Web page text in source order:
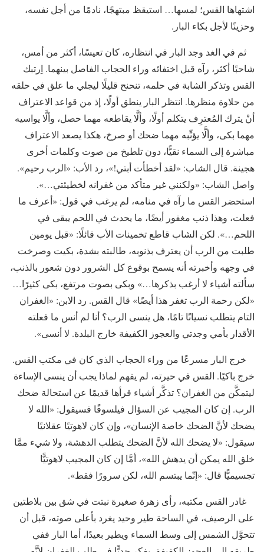
اشتهاها القس؛ لمسها… استيقظ مبتهجًا، نادمًا من أجل نفسه،
وحزينًا لأجل بكاء البار.
ثم في الغد وجد البار في انتظاره، كان تعيسًا، أكثر من أمس،
شاحبًا أكثر، رآه قبل اختفائه وراء الحجاب الفاصل بينهما. اِرتبك
القس وتذكر الشابة في حلمه، تنحنح قليلًا ليجلي ما علق في حلقه
من حلاوة منظرها. انتظر البار ينطق أولًا، إذ من قواعد الاعتراف
أنْ يترك المُعترِف يتكلم أولًا، وألَّا يقاطعه مهما حصل، وألَّا يواسيه
مهما بكى، وألَّا يؤنِّبه مهما ضحك أو صرخ، هكذا يصعد الاعتراف
مباشرة إلى السماء نقيًّا، دون تلطيخ من صوت وكلمات أخرى
هجينة. قال الشاب: «لقد أخطأت أبتي!»، رد الأب: «الرب رحيم».
واصل الشاب: «ولكنني غير متأكد من غفرانه لخطيئتي…».
استحضر القس ما رآه في منامه، لم يرغب في قول: «أعرف ما
فعلت، وهذا ذنب مغفور أيضًا، ما يحدث في اللحم يبقى في
اللحم…». لكن الشاب قاطع تخمينات الأب قائلًا: «قبل يومين
طلبت من الرب أن يعترف بذنوبه، طالبته بشدة، بكيت وصرخت
في وجهه وأخبرته أنه يسمح بوقوع كل الشرور دون شعور بالذنب،
سألته أشياء لا أرغب بذكرها…» وبكى بصوت مرتفع، بكى كثيرًا…
«لكن رحمة الرب تغفر هذا أيضًا» قال القس. رد الابن: «الغفران
التام يتطلب نسيانًا تامًا، هل ينسى الرب؟ أنا لم أنس ما فعلته
الأقدار بأمي وجدتي والعجوز الكفيفة خارج البلدة. لا أنسى».
خرج البار مسرعًا من وراء الحجاب الذي كان في مكتب القس.
خرج باكيًا. القس في حيرته، لم يفهم لماذا يجب أن ينسى الإساءة
ليتمكَّن من الغفران؟ تذكَّر أشياء قرأها قديمًا عن استحالة ضحك
الرب. إن كان المجيب عن السؤال فيلسوفًا فسيقول: «الله لا
يضحك لأنَّ الضحك خاصة الإنسان»، وإن كان لاهوتيًا عقلانيًا
سيقول: «لا يضحك الله لأنَّ الضحك يتطلب الدهشة، ولا شيء ممَّا
خلق الله يمكن أن يدهش الله»، أمَّا إن كان المجيب لاهوتيًّا
تجسيميًّا قال: «إنّما يبتسم الله، لكن سرورًا فقط».
غادر القس مكتبه، رأى زهرة صغيرة نبتت في شق بين بلاطتين
على الرصيف، في الساحة طير وحيد يغرد بأعلى صوته، قبل أن
تتحوَّل الشمس إلى وسط السماء ويطير بعيدًا، أما البار ففي